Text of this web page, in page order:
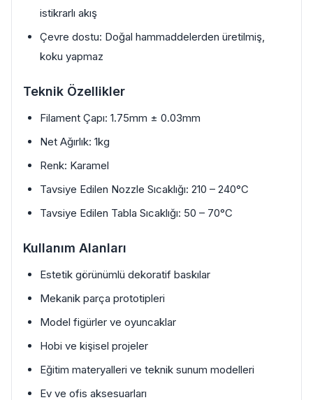
istikrarlı akış
Çevre dostu: Doğal hammaddelerden üretilmiş,
koku yapmaz
Teknik Özellikler
Filament Çapı: 1.75mm ± 0.03mm
Net Ağırlık: 1kg
Renk: Karamel
Tavsiye Edilen Nozzle Sıcaklığı: 210 – 240°C
Tavsiye Edilen Tabla Sıcaklığı: 50 – 70°C
Kullanım Alanları
Estetik görünümlü dekoratif baskılar
Mekanik parça prototipleri
Model figürler ve oyuncaklar
Hobi ve kişisel projeler
Eğitim materyalleri ve teknik sunum modelleri
Ev ve ofis aksesuarları